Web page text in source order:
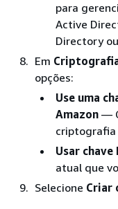
para
Active
Directory
Em
opções:
Use uma
Amazon —
criptografia
Usar chave
atual que
Selecione Criar